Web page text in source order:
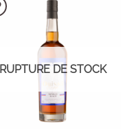
AJOUTER À LA LISTE D'ENVIES
RUPTURE DE STOCK